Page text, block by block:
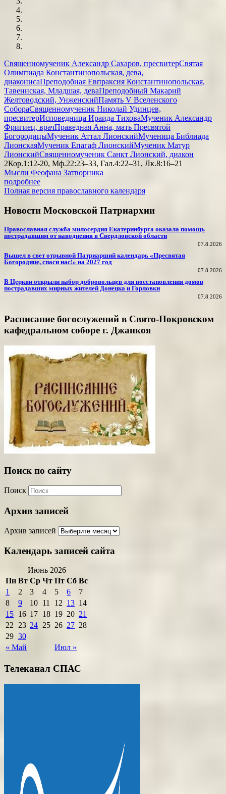
Священномученик Александр Сахаров, пресвитерСвятая
Олимпиада Константинопольская, дева,
диаконисаПреподобная Евпраксия Константинопольская,
Тавеннская, Младшая, деваПреподобный Макарий
Желтоводский, УнженскийПамять V Вселенского
СобораСвященномученик Николай Удинцев,
пресвитерИсповедница Ираида ТиховаМученик Александр
Фригиец, врачПраведная Анна, мать Пресвятой
БогородицыМученик Аттал ЛионскийМученица Библиада
ЛионскаяМученик Епагаф ЛионскийМученик Матур
ЛионскийСвященномученик Санкт Лионский, диакон
2Кор.1:12-20, Мф.22:23–33, Гал.4:22–31, Лк.8:16–21
Мысли Феофана Затворника
подробнее
Полная версия православного календаря
Новости Московской Патриархии
Православная служба милосердия Екатеринбурга оказала помощь
пострадавшим от наводнения в Свердловской области
07.8.2026
Вышел в свет отрывной Патриарший календарь «Пресвятая
Богородице, спаси нас!» на 2027 год
07.8.2026
В Церкви открыли набор добровольцев для восстановления домов
пострадавших мирных жителей Донецка и Горловки
07.8.2026
Расписание богослужений в Свято-Покровском
кафедральном соборе г. Джанкоя
Поиск по сайту
Поиск
Архив записей
Архив записей
Календарь записей сайта
Июнь 2026
Пн Вт Ср Чт Пт Сб Вс
« Май Июл »
1 2 3 4 5 6
7
8
9 10 11 12 13 14
15 16 17 18 19 20 21
22
23 24 25 26 27 28
29 30
Телеканал СПАС